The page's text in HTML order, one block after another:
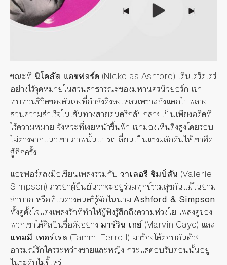
ขณะที่ นิโคลัส แอชฟอร์ด (Nickolas Ashford) เดินเตร็ดเตร่
อย่างไร้จุดหมายในสวนสาธารณะของมหานครนิวยอร์ก เขา
ทบทวนชีวิตของตัวเองที่กำลังดิ่งลงเหลวเพราะถังแตกไปพลาง
ส่วนความสำเร็จในเส้นทางสายดนตรีกลับกลายเป็นเพียงอดีตที่
ไร้ความหมาย จังหวะที่เงยหน้าขึ้นฟ้า เขามองเห็นตึงสูงโดยรอบ
ไม่ต่างจากแนวเขา ภาพนั้นแปรเปลี่ยนเป็นแรงผลักดันให้เขาฮึด
สู้อีกครั้ง
แอชฟอร์ดลงมือเขียนเพลงร่วมกับ วาเลอรี ซิมป์สัน (Valerie
Simpson) ภรรยาผู้ยืนยันว่าจะอยู่ร่วมทุกข์ร่วมสุขกันแม้ในยาม
ลำบาก หรือที่แวดวงดนตรีรู้จักในนาม Ashford & Simpson
ทั้งคู่ตั้งใจแต่งเพลงรักที่ทำให้ผู้ฟังรู้สึกถึงความห่วงใย เพลงคู่ของ
พวกเขาได้ศิลปินชื่อดังอย่าง มาร์วิน เกย์(Marvin Gaye) และ
แทมมี เทอร์เรล (Tammi Terrell) มาร้องโต้ตอบกันด้วย
อารมณ์รักใคร่ระหว่างชายและหญิง กระแสตอบรับตอนนั้นอยู่
ในระดับไม่ขี้เหร่